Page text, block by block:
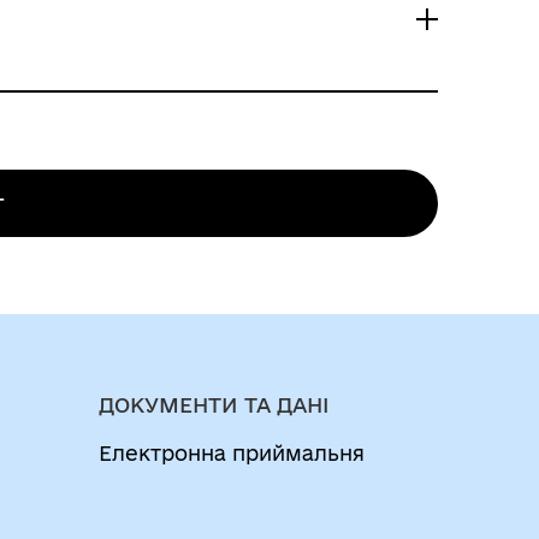
земель державної та комунальної
поданні заяви пред’являється
та об’єднання таких ділянок
відомості або подані
ДОКУМЕНТИ ТА ДАНІ
Електронна приймальня